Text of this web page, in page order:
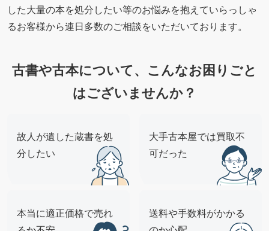
した大量の本を処分したい等のお悩みを抱えていらっしゃ
るお客様から連日多数のご相談をいただいております。
古書や古本について、こんなお困りごと
はございませんか？
故人が遺した蔵書を処
分したい
大手古本屋では買取不
可だった
本当に適正価格で売れ
送料や手数料がかかる